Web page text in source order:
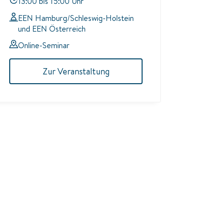
EEN Hamburg/Schleswig-Holstein
und EEN Österreich
Online-Seminar
Zur Veranstaltung